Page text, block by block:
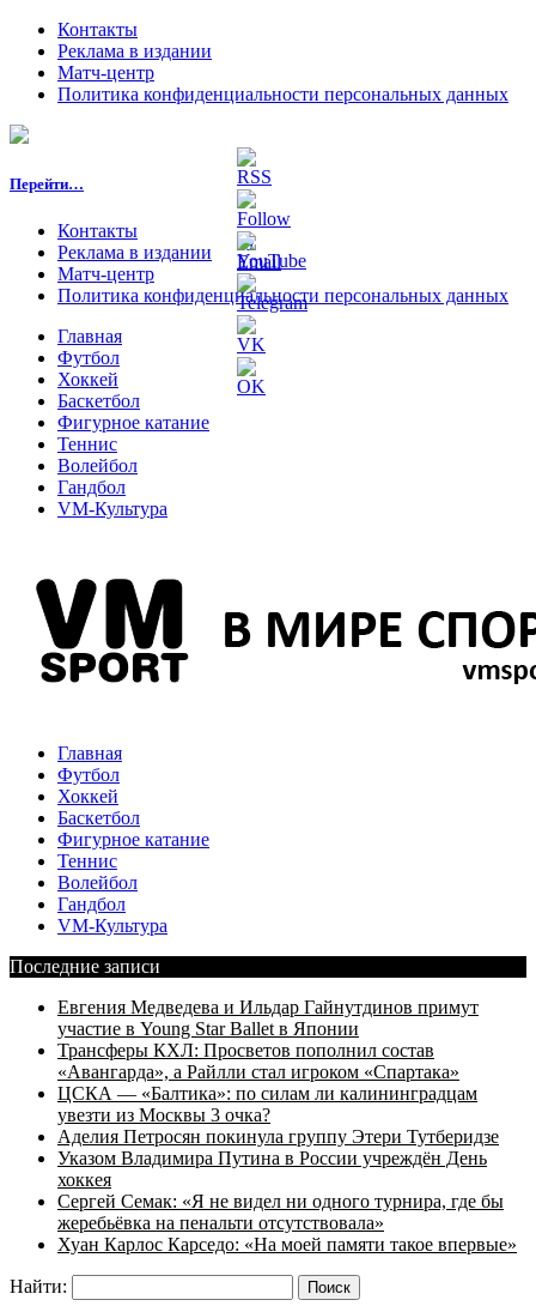
Контакты
Реклама в издании
Матч-центр
Политика конфиденциальности персональных данных
Перейти…
Контакты
Реклама в издании
Матч-центр
Политика конфиденциальности персональных данных
Главная
Футбол
Хоккей
Баскетбол
Фигурное катание
Теннис
Волейбол
Гандбол
VM-Культура
Главная
Футбол
Хоккей
Баскетбол
Фигурное катание
Теннис
Волейбол
Гандбол
VM-Культура
Последние записи
Евгения Медведева и Ильдар Гайнутдинов примут
участие в Young Star Ballet в Японии
Трансферы КХЛ: Просветов пополнил состав
«Авангарда», а Райлли стал игроком «Спартака»
ЦСКА — «Балтика»: по силам ли калининградцам
увезти из Москвы 3 очка?
Аделия Петросян покинула группу Этери Тутберидзе
Указом Владимира Путина в России учреждён День
хоккея
Сергей Семак: «Я не видел ни одного турнира, где бы
жеребьёвка на пенальти отсутствовала»
Хуан Карлос Карседо: «На моей памяти такое впервые»
Найти: